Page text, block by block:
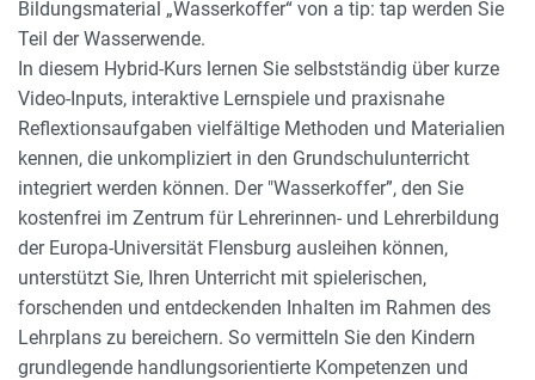
Bildungsmaterial „Wasserkoffer“ von a tip: tap werden Sie
Teil der Wasserwende.
In diesem Hybrid-Kurs lernen Sie selbstständig über kurze
Video-Inputs, interaktive Lernspiele und praxisnahe
Reflextionsaufgaben vielfältige Methoden und Materialien
kennen, die unkompliziert in den Grundschulunterricht
integriert werden können. Der "Wasserkoffer”, den Sie
kostenfrei im Zentrum für Lehrerinnen- und Lehrerbildung
der Europa-Universität Flensburg ausleihen können,
unterstützt Sie, Ihren Unterricht mit spielerischen,
forschenden und entdeckenden Inhalten im Rahmen des
Lehrplans zu bereichern. So vermitteln Sie den Kindern
grundlegende handlungsorientierte Kompetenzen und